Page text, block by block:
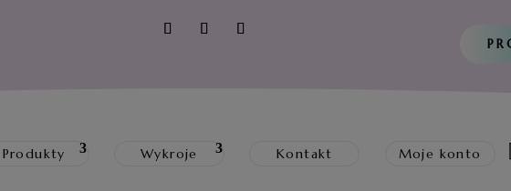
Produkty Wykroje Kontakt Moje konto